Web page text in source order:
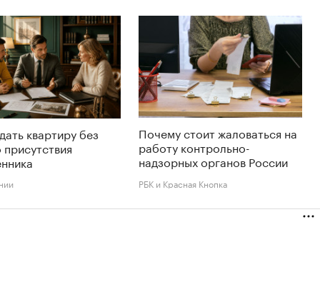
квартиру без
Почему стоит жаловаться на
работу контрольно-
надзорных органов России
РБК и Красная Кнопка